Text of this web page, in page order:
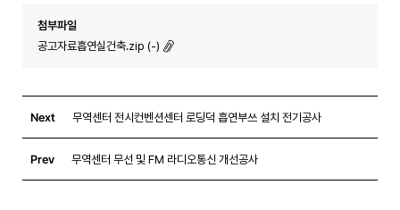
첨부파일
공고자료흡연실건축.zip (-)
Next 무역센터 전시컨벤션센터 로딩덕 흡연부쓰 설치 전기공사
Prev 무역센터 무선 및 FM 라디오통신 개선공사